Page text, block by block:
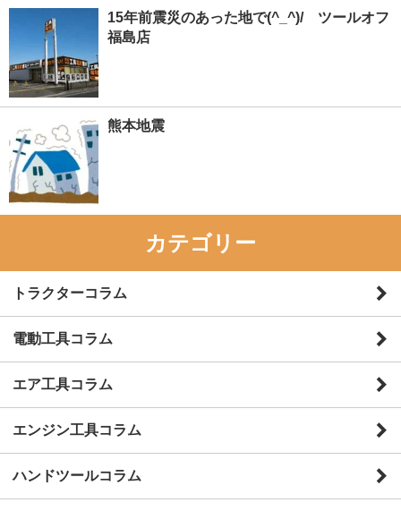
15年前震災のあった地で(^_^)/ ツールオフ
福島店
熊本地震
カテゴリー
トラクターコラム
電動工具コラム
エア工具コラム
エンジン工具コラム
ハンドツールコラム